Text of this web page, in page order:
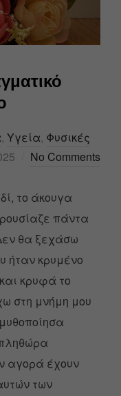
, Υγεία, Φυσικές
No Comments
το άκουγα
πάντα
θα ξεχάσω
ήταν κρυμένο
κρυφά το
στη μνήμη μου
αγορά έχουν
των